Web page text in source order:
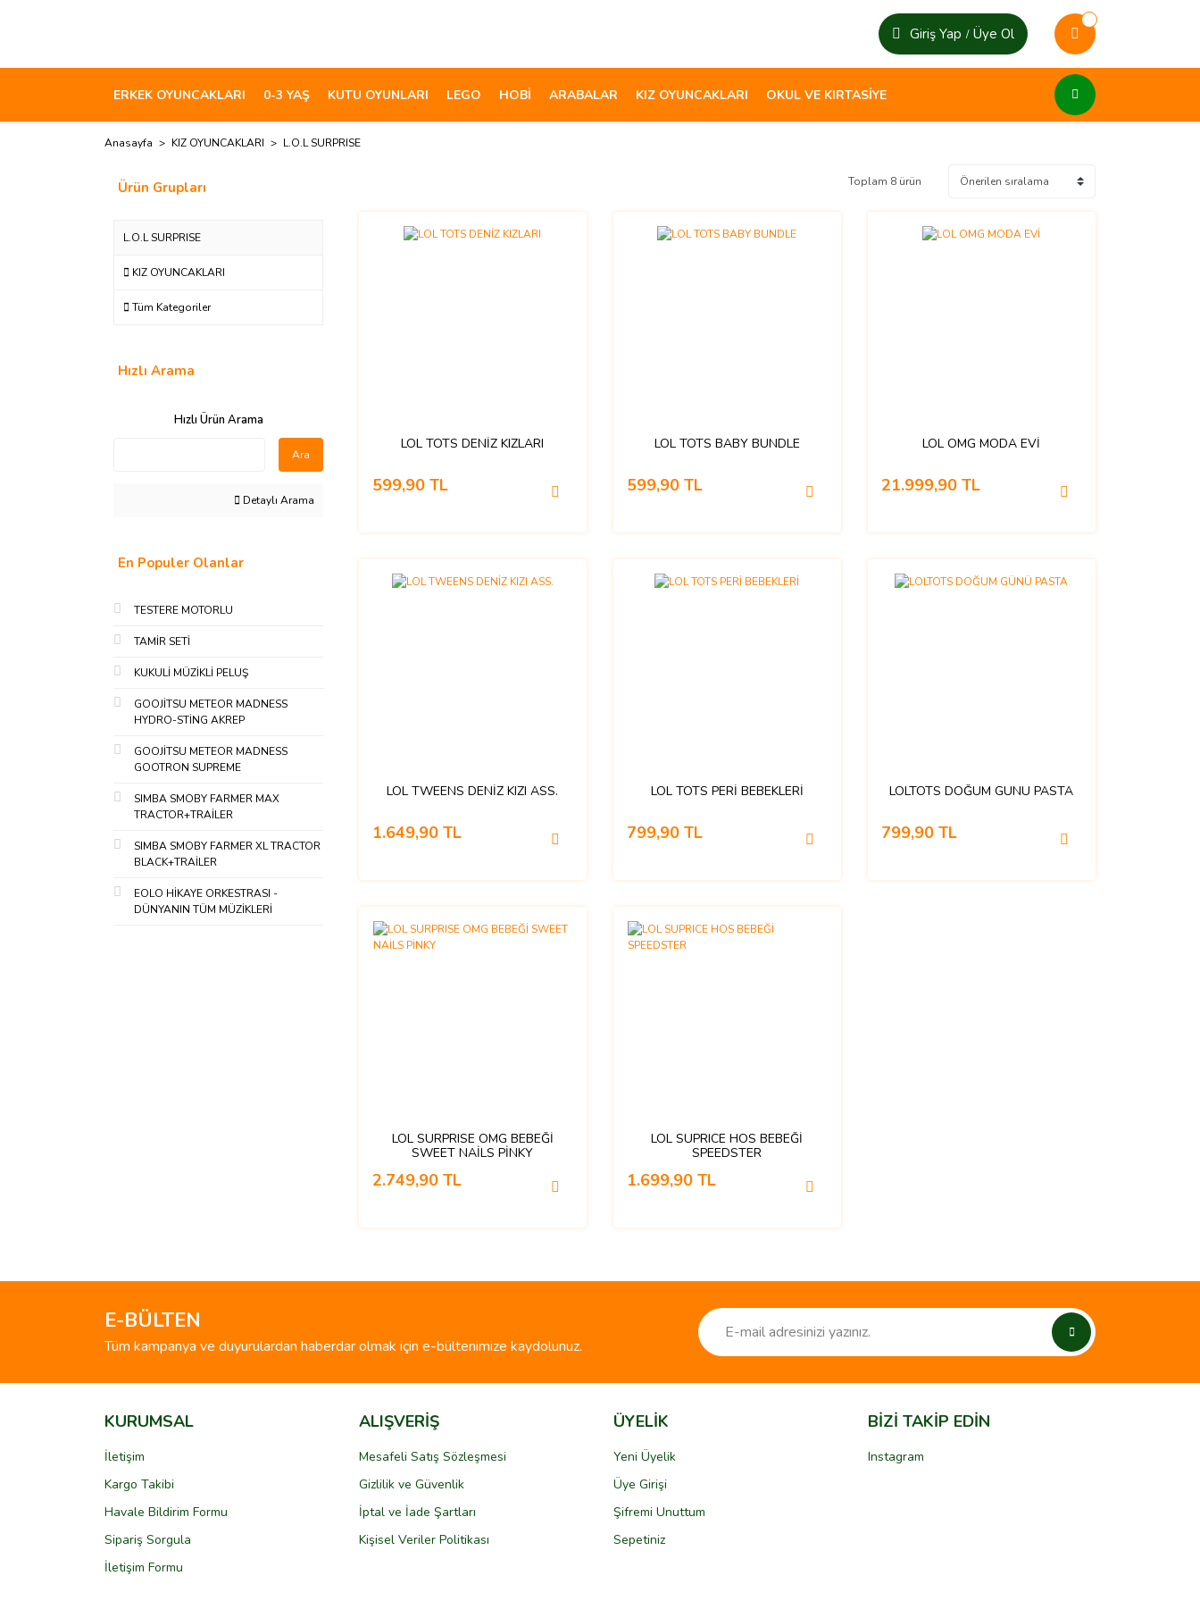
Giriş Yap / Üye Ol
ERKEK OYUNCAKLARI 0-3 YAŞ KUTU OYUNLARI LEGO HOBİ ARABALAR KIZ OYUNCAKLARI OKUL VE KIRTASİYE
Anasayfa KIZ OYUNCAKLARI L.O.L SURPRISE
Ürün Grupları
L.O.L SURPRISE
KIZ OYUNCAKLARI
Tüm Kategoriler
Hızlı Arama
Hızlı Ürün Arama
Ara
Detaylı Arama
En Populer Olanlar
TESTERE MOTORLU
TAMİR SETİ
KUKULİ MÜZİKLİ PELUŞ
GOOJİTSU METEOR MADNESS
HYDRO-STİNG AKREP
GOOJİTSU METEOR MADNESS
GOOTRON SUPREME
SIMBA SMOBY FARMER MAX
TRACTOR+TRAİLER
SIMBA SMOBY FARMER XL TRACTOR
BLACK+TRAİLER
EOLO HİKAYE ORKESTRASI -
DÜNYANIN TÜM MÜZİKLERİ
Toplam 8 ürün
LOL TOTS DENİZ KIZLARI
599,90 TL
LOL TOTS BABY BUNDLE
599,90 TL
LOL OMG MODA EVİ
21.999,90 TL
LOL TWEENS DENİZ KIZI ASS.
1.649,90 TL
LOL TOTS PERİ BEBEKLERİ
799,90 TL
LOLTOTS DOĞUM GÜNÜ PASTA
799,90 TL
LOL SURPRISE OMG BEBEĞİ
SWEET NAİLS PİNKY
2.749,90 TL
LOL SUPRICE HOS BEBEĞİ
SPEEDSTER
1.699,90 TL
E-BÜLTEN
Tüm kampanya ve duyurulardan haberdar olmak için e-bültenimize kaydolunuz.
KURUMSAL
İletişim
Kargo Takibi
Havale Bildirim Formu
Sipariş Sorgula
İletişim Formu
ALIŞVERİŞ
Mesafeli Satış Sözleşmesi
Gizlilik ve Güvenlik
İptal ve İade Şartları
Kişisel Veriler Politikası
ÜYELİK
Yeni Üyelik
Üye Girişi
Şifremi Unuttum
Sepetiniz
BİZİ TAKİP EDİN
Instagram